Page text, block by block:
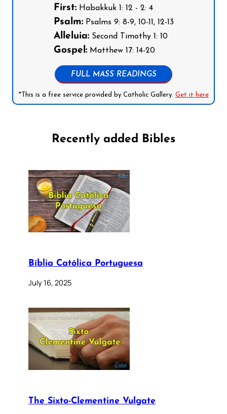
First:Habakkuk 1: 12 - 2: 4
Psalm:Psalms 9: 8-9, 10-11, 12-13
Alleluia:Second Timothy 1: 10
Gospel:Matthew 17: 14-20
FULL MASS READINGS
*This is a free service provided by Catholic Gallery. Get it here
Recently added Bibles
Bíblia Católica Portuguesa
July 16, 2025
The Sixto-Clementine Vulgate